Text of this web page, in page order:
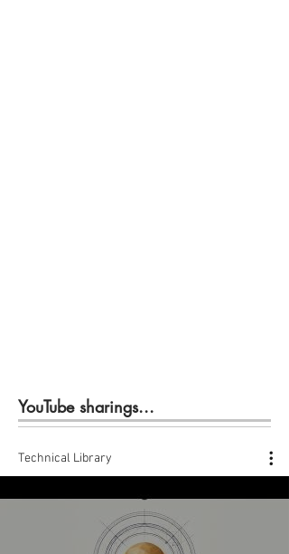
YouTube sharings...
Technical Library